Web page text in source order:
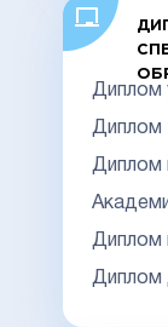
Диплом
Диплом
Диплом
Диплом
Диплом